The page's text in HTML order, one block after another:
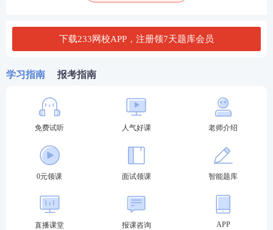
关注：
点击>>关注教师学霸君欧数数个人主
页，免费解锁更多教资学霸知识
校APP 】——【我的】——【✩我的收藏/记录/关
注】即可查看！
二、按照课程内容的组织方式：分科课程和综合课
下载233网校APP，注册领7天题库会员
学习指南 报考指南
免费试听 人气好课 老师介绍
0元领课 面试领课 智能题库
直播课堂 报课咨询 APP